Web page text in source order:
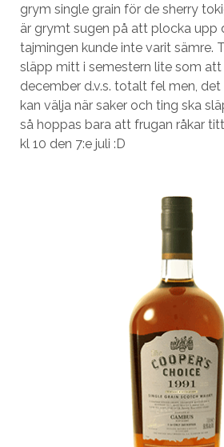
grym single grain för de sherry
är grymt sugen på att plocka upp
tajmingen kunde inte varit sämre.
släpp mitt i semestern lite som att
december d.v.s. totalt fel men,
kan välja när saker och ting ska
så hoppas bara att frugan råkar
kl 10 den 7:e juli :D